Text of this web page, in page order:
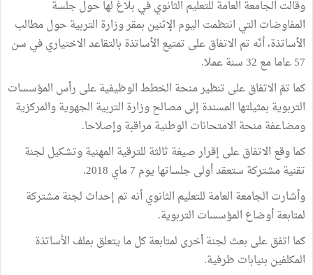
وقالت الجامعة العامة للتعليم الثانوي في بلاغ لها حول جلسة
المفاوضات التي انتظمت اليوم الإثنين بمقر وزارة التربية حول مطالب
الأساتذة، أنّه تم الاتفاق على تمتيع الأساتذة بالتقاعد الاختياري في سن
57 عاما مع 32 سنة عملا.
كما تمّ الاتفاق على تنظير منحة الخطط الوظيفية على رأس المؤسسات
التربوية بمثيلتها المسندة إلى مصالح وزارة التربية الجهوية والمركزية
ومضاعفة منحة الامتحانات الوطنية مراقبة وإصلاحا.
كما وقع الاتفاق على إقرار صيغة ثالثة للترقية المهنية وتشكيل لجنة
تقنية مشتركة ستعقد أولى جلساتها يوم 7 ماي 2018.
وأشارت الجامعة العامة للتعليم الثانوي أنه تم إحداث لجنة مشتركة
لمتابعة أوضاع المؤسسات التربوية.
كما اتفق على بعث لجنة أخرى لمتابعة كل ما يتعلق بملف الأساتذة
المكلفين بنيابات ظرفية.